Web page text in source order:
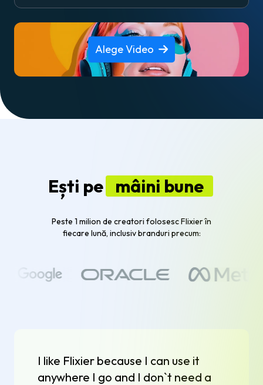
Alege Video
Ești pe mâini bune
Peste 1 milion de creatori folosesc Flixier în
fiecare lună, inclusiv branduri precum:
I like Flixier because I can use it
anywhere I go and I don`t need a